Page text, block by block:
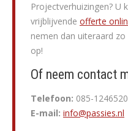
Projectverhuizingen? U
vrijblijvende offerte
nemen dan uiteraard
op!
Of neem contact
Telefoon: 085-1246520
E-mail: info@passies.nl